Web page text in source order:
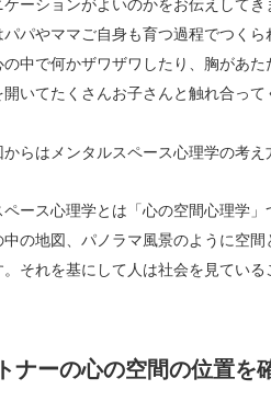
ーションがよいのかをお伝えしてき
パパやママご自身も育つ過程でつく
の中で何かザワザワしたり、胸があ
いてたくさんお子さんと触れ合って
からはメンタルスペース心理学の考
ペース心理学とは「心の空間心理学
中の地図、パノラマ風景のように空
。それを基にして人は社会を見ている
ナーの心の空間の位置を